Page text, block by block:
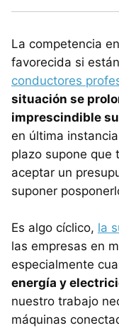
La competencia
favorecida si
conductores
situación se
imprescindible
en última
plazo supone que
aceptar un
suponer
Es algo cíclico, la
las empresas en
especialmente
energía y
nuestro trabajo
máquinas